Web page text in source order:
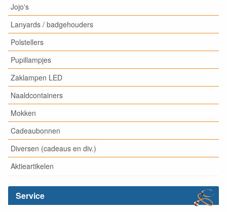
Jojo's
Lanyards / badgehouders
Polstellers
Pupillampjes
Zaklampen LED
Naaldcontainers
Mokken
Cadeaubonnen
Diversen (cadeaus en div.)
Aktieartikelen
Service